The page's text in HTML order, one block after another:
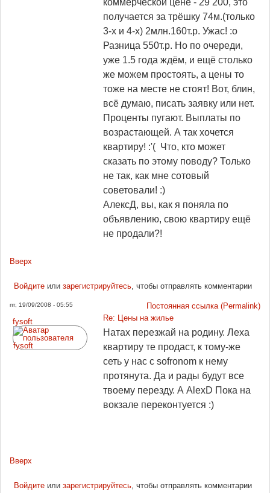
получается за трёшку 74м.(только
3-х и 4-х) 2млн.160т.р. Ужас! :o
Разница 550т.р. Но по очереди,
уже 1.5 года ждём, и ещё столько
же можем простоять, а цены то
тоже на месте не стоят! Вот, блин,
всё думаю, писать заявку или нет.
Проценты пугают. Выплаты по
возрастающей. А так хочется
квартиру! :'( Что, кто может
сказать по этому поводу? Только
не так, как мне сотовый
советовали! :)
АлексД, вы, как я поняла по
объявлению, свою квартиру ещё
не продали?!
Вверх
Войдитеили зарегистрируйтесь, чтобы отправлять комментарии
пт, 19/09/2008 - 05:55
Постоянная ссылка (Permalink)
fysoft
Re: Цены на жилье
Натах перезжай на родину. Леха
квартиру те продаст, к тому-же
сеть у нас с sofronom к нему
протянута. Да и рады будут все
твоему перезду. А AlexD Пока на
вокзале переконтуется :)
Вверх
Войдитеили зарегистрируйтесь, чтобы отправлять комментарии